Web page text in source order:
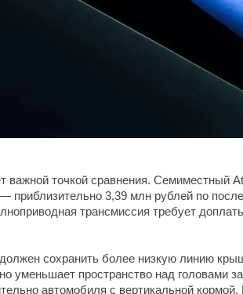
важной точкой сравнения. Семиместный
приблизительно 3,39 млн рублей по
трансмиссия требует
сохранить более низкую линию
уменьшает пространство над головами
автомобиля с вертикальной